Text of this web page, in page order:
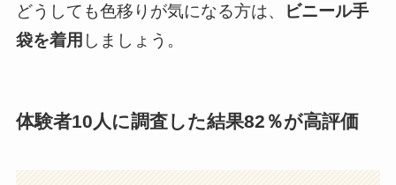
どうしても色移りが気になる方は、
ビニール手
袋を着用 しましょう。
体験者10人に調査した結果82％が高評価